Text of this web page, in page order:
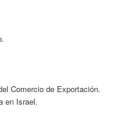
Comercio de Exportación.
en Israel.